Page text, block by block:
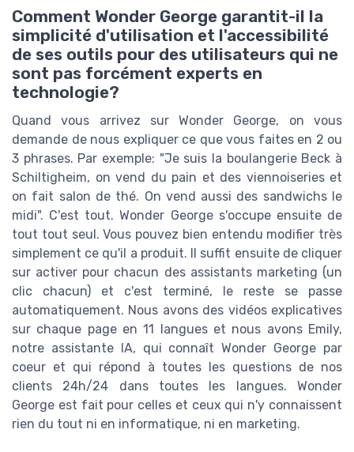
Comment Wonder George garantit-il la
simplicité d'utilisation et l'accessibilité
de ses outils pour des utilisateurs qui ne
sont pas forcément experts en
technologie?
Quand vous arrivez sur Wonder George, on vous
demande de nous expliquer ce que vous faites en 2 ou
3 phrases. Par exemple: "Je suis la boulangerie Beck à
Schiltigheim, on vend du pain et des viennoiseries et
on fait salon de thé. On vend aussi des sandwichs le
midi". C'est tout. Wonder George s'occupe ensuite de
tout tout seul. Vous pouvez bien entendu modifier très
simplement ce qu'il a produit. Il suffit ensuite de cliquer
sur activer pour chacun des assistants marketing (un
clic chacun) et c'est terminé, le reste se passe
automatiquement. Nous avons des vidéos explicatives
sur chaque page en 11 langues et nous avons Emily,
notre assistante IA, qui connaît Wonder George par
coeur et qui répond à toutes les questions de nos
clients 24h/24 dans toutes les langues. Wonder
George est fait pour celles et ceux qui n'y connaissent
rien du tout ni en informatique, ni en marketing.